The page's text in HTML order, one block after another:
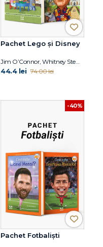
Pachet Lego și Disney
Jim O’Connor, Whitney Stewart
44.4 lei 74.00 lei
-40%
Pachet Fotbaliști